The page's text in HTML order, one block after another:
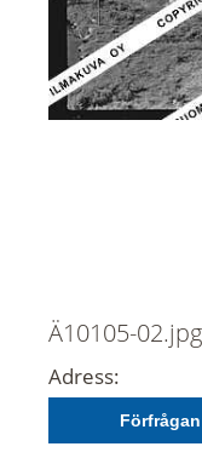
Ä10105-02.jpg
Adress:
Förfrågan